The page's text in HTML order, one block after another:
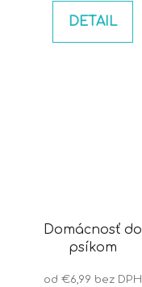
DETAIL
Domácnosť do
psíkom
od €6,99 bez DPH